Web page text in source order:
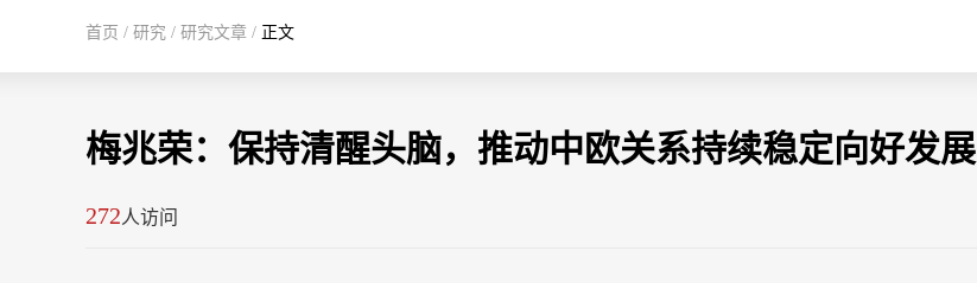
首页 / 研究 / 研究文章 / 正文
梅兆荣：保持清醒头脑，推动中欧关系持续稳定向好发展
272人访问